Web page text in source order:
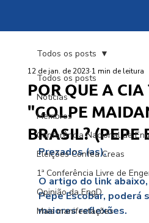
Todos os posts
Notícias
Membros
Conferência Nacional de
Eleições Confea Creas
1ª Conferência Livre de
Opinião da EngD
Mais manifestações
Todos os posts
POR QUE A
"GOLPE
BRASIL? (PEPE
12 de jan. de 2023 1 min de leitura
Prezados (as),
O artigo do link
Pepe Escobar, poderá
maiores reflexões.